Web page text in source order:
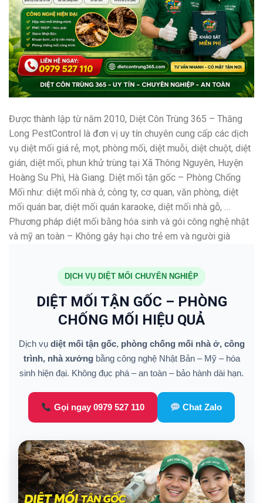
Được thành lập từ năm 2010, Diệt Côn Trùng 365 – Thăng
Long PestControl là đơn vị uy tín chuyên cung cấp các dịch
vụ diệt mối giá rẻ, mọt, phòng mối, diệt muỗi, diệt chuột, diệt
gián, diệt mối, phun khử trùng tại Xã Thông Nguyên, Huyện
Hoàng Su Phì, Hà Giang. Diệt mối tận gốc – Phòng Chống
Mối như: diệt mối nhà ở, công ty, cơ quan, văn phòng, diệt
mối quán bar, diệt mối quán karaoke, diệt mối nhà gỗ, …
Phương pháp diệt mối bằng hóa sinh và gói công nghệ nhật
và mỹ an toàn – Không gây hại cho trẻ em và người già
DỊCH VỤ DIỆT MỐI CHUYÊN NGHIỆP
DIỆT MỐI TẬN GỐC – PHÒNG
CHỐNG MỐI HIỆU QUẢ
Dịch vụ diệt mối tận gốc, phòng chống mối nhà ở, công
trình, nhà xưởngbằng công nghệ Nhật Bản – Mỹ – hóa
sinh hiện đại. Không đục phá – an toàn – bảo hành dài hạn.
Gọi ngay 0979 527 110 Chat Zalo